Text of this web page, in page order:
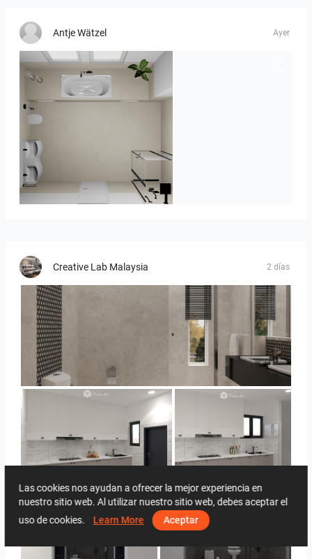
Antje Wätzel Ayer
Seidel Master
Creative Lab Malaysia 2 días
Sera_Bathroom
Las cookies nos ayudan a ofrecer la mejor experiencia en
nuestro sitio web. Al utilizar nuestro sitio web, debes aceptar el
uso de cookies. Learn More Aceptar